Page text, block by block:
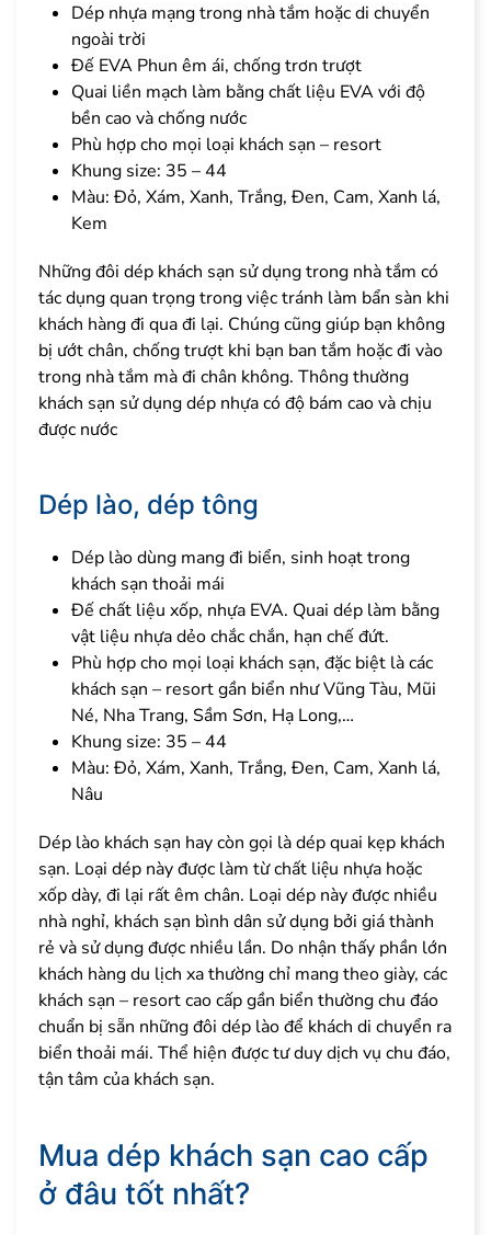
Dép nhựa mạng trong nhà tắm hoặc di chuyển
ngoài trời
Đế EVA Phun êm ái, chống trơn trượt
Quai liền mạch làm bằng chất liệu EVA với độ
bền cao và chống nước
Phù hợp cho mọi loại khách sạn – resort
Khung size: 35 – 44
Màu: Đỏ, Xám, Xanh, Trắng, Đen, Cam, Xanh lá,
Kem
Những đôi dép khách sạn sử dụng trong nhà tắm có
tác dụng quan trọng trong việc tránh làm bẩn sàn khi
khách hàng đi qua đi lại. Chúng cũng giúp bạn không
bị ướt chân, chống trượt khi bạn ban tắm hoặc đi vào
trong nhà tắm mà đi chân không. Thông thường
khách sạn sử dụng dép nhựa có độ bám cao và chịu
được nước
Dép lào, dép tông
Dép lào dùng mang đi biển, sinh hoạt trong
khách sạn thoải mái
Đế chất liệu xốp, nhựa EVA. Quai dép làm bằng
vật liệu nhựa dẻo chắc chắn, hạn chế đứt.
Phù hợp cho mọi loại khách sạn, đặc biệt là các
khách sạn – resort gần biển như Vũng Tàu, Mũi
Né, Nha Trang, Sầm Sơn, Hạ Long,…
Khung size: 35 – 44
Màu: Đỏ, Xám, Xanh, Trắng, Đen, Cam, Xanh lá,
Nâu
Dép lào khách sạn hay còn gọi là dép quai kẹp khách
sạn. Loại dép này được làm từ chất liệu nhựa hoặc
xốp dày, đi lại rất êm chân. Loại dép này được nhiều
nhà nghỉ, khách sạn bình dân sử dụng bởi giá thành
rẻ và sử dụng được nhiều lần. Do nhận thấy phần lớn
khách hàng du lịch xa thường chỉ mang theo giày, các
khách sạn – resort cao cấp gần biển thường chu đáo
chuẩn bị sẵn những đôi dép lào để khách di chuyển ra
biển thoải mái. Thể hiện được tư duy dịch vụ chu đáo,
tận tâm của khách sạn.
Mua dép khách sạn cao cấp
ở đâu tốt nhất?